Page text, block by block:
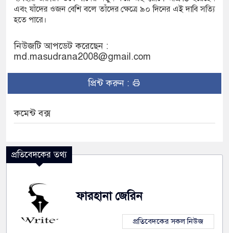
এবং যাঁদের ওজন বেশি বলে তাঁদের ক্ষেত্রে ৯০ দিনের এই দাবি সত্যি
হতে পারে।
নিউজটি আপডেট করেছেন :
md.masudrana2008@gmail.com
প্রিন্ট করুন :
কমেন্ট বক্স
প্রতিবেদকের তথ্য
ফারহানা জেরিন
প্রতিবেদকের সকল নিউজ